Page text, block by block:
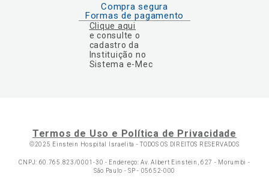
Compra segura
Formas de pagamento
Clique aqui
e consulte o
cadastro da
Instituição no
Sistema e-Mec
Termos de Uso e Política de Privacidade
©2025 Einstein Hospital Israelita -TODOS OS DIREITOS RESERVADOS
CNPJ: 60.765.823/0001-30 - Endereço: Av. Albert Einstein, 627 - Morumbi -
São Paulo - SP - 05652-000